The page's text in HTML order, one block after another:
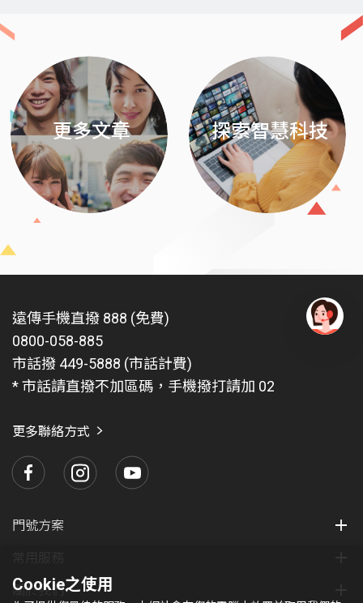
更多文章 探索智慧科技
Next
遠傳手機直撥 888 (免費)
0800-058-885
市話撥 449-5888 (市話計費)
* 市話請直撥不加區碼，手機撥打請加 02
更多聯絡方式
門號方案
關於我們
Cookie之使用